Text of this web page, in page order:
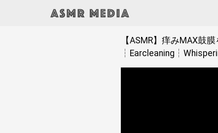
【ASMR】痒みMAX鼓